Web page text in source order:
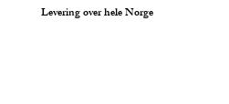
Levering over hele Norge